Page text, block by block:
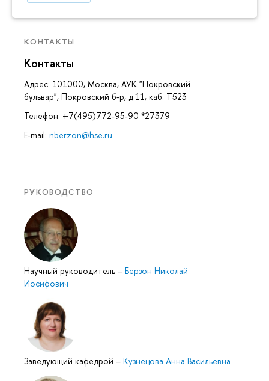
КОНТАКТЫ
Контакты
Адрес: 101000, Москва, АУК "Покровский
бульвар", Покровский б-р, д.11, каб. Т523
Телефон: +7(495)772-95-90 *27379
E-mail: nberzon@hse.ru
РУКОВОДСТВО
Научный руководитель – Берзон Николай
Иосифович
Заведующий кафедрой – Кузнецова Анна Васильевна